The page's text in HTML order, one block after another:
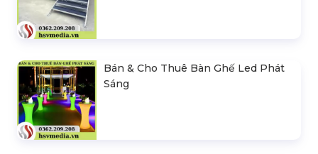
Bán & Cho Thuê Bàn Ghế Led Phát
Sáng